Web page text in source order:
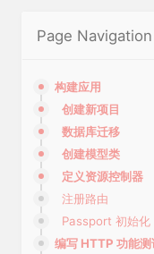
Page Navigation
构建应用
创建新项目
数据库迁移
创建模型类
定义资源控制器
注册路由
Passport 初始化
编写 HTTP 功能测